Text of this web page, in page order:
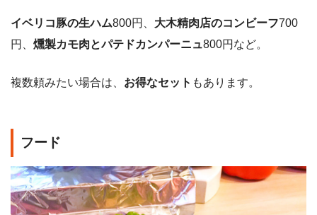
イベリコ豚の生ハム800円、 大木精肉店のコンビーフ700
円、 燻製カモ肉とパテドカンパーニュ800円など。
複数頼みたい場合は、 お得なセット もあります。
フード